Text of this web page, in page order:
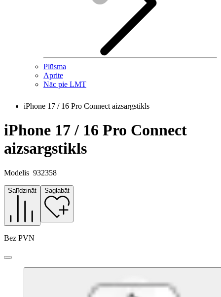
Plūsma
Aprite
Nāc pie LMT
iPhone 17 / 16 Pro Connect aizsargstikls
iPhone 17 / 16 Pro Connect
aizsargstikls
Modelis 932358
Salīdzināt Saglabāt
Bez PVN